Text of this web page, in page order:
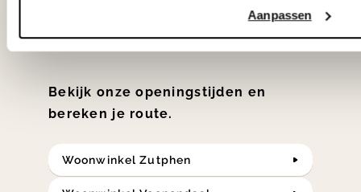
Aanpassen
klassiekers en de nieuwste ontwerpen
in verrassende materialen en kleuren!
Bekijk onze openingstijden en
bereken je route.
Woonwinkel Zutphen